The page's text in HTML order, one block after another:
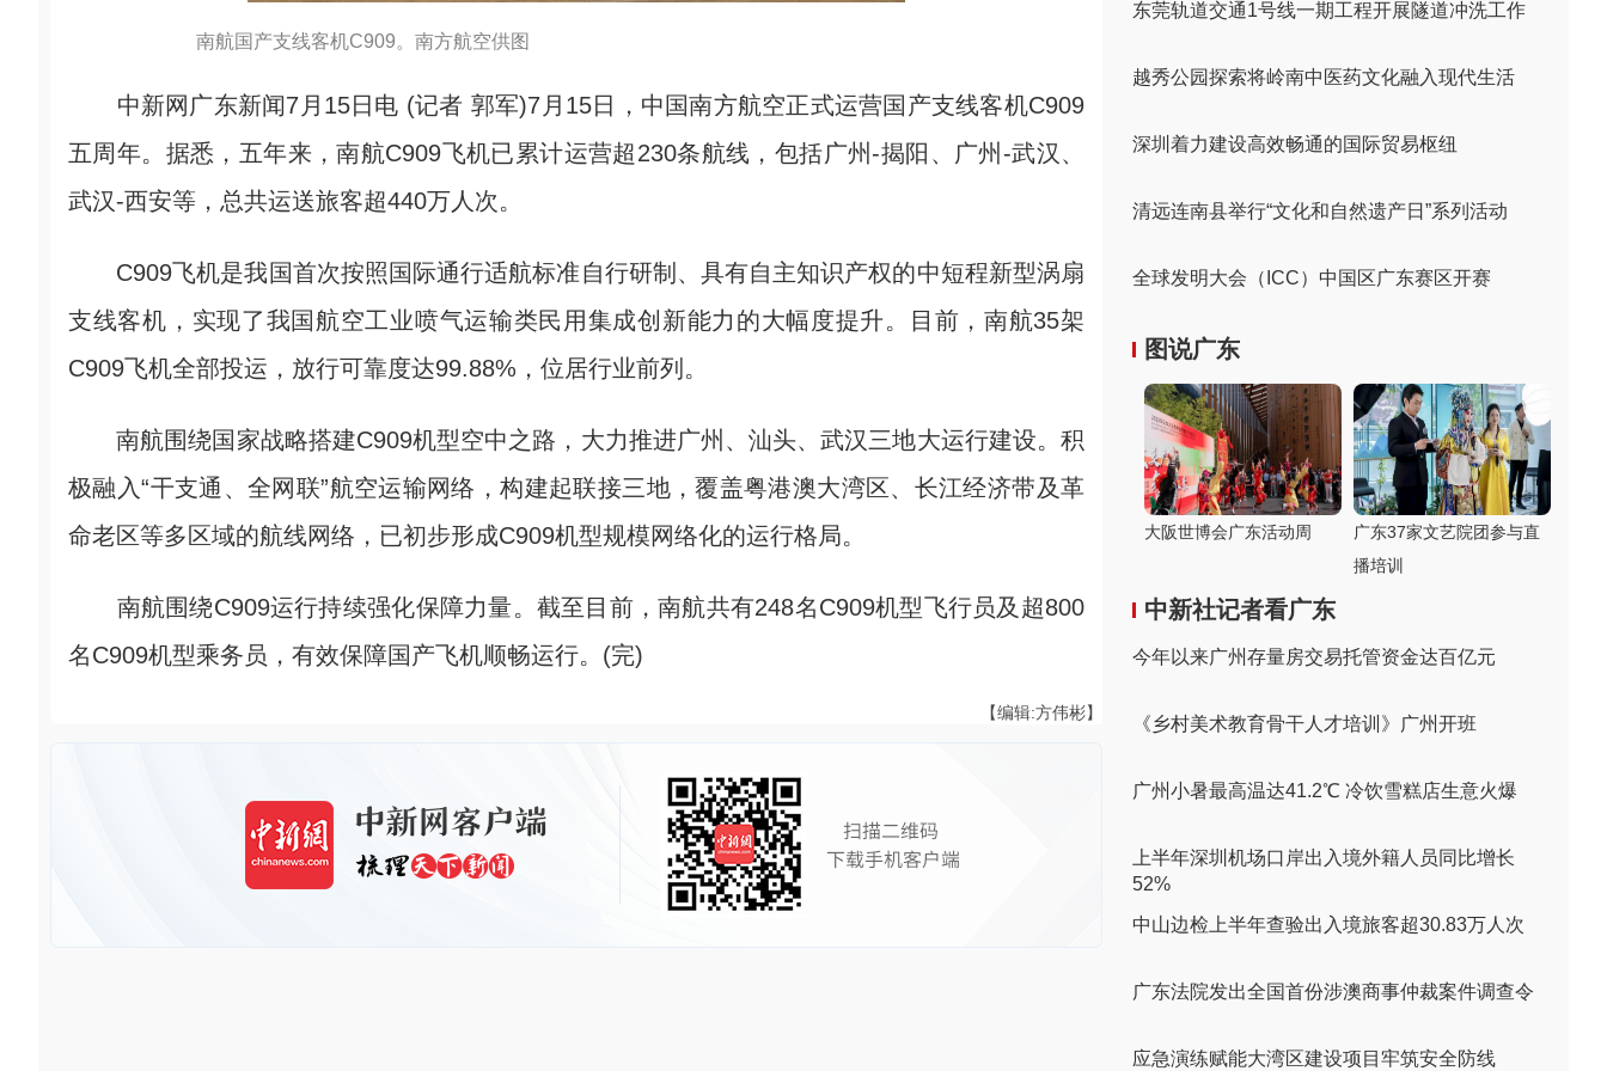
南航国产支线客机C909。南方航空供图
中新网广东新闻7月15日电 (记者 郭军)7月15日，中国南方航空正式运营国产支线客机C909
五周年。据悉，五年来，南航C909飞机已累计运营超230条航线，包括广州-揭阳、广州-武汉、
武汉-西安等，总共运送旅客超440万人次。
C909飞机是我国首次按照国际通行适航标准自行研制、具有自主知识产权的中短程新型涡扇
支线客机，实现了我国航空工业喷气运输类民用集成创新能力的大幅度提升。目前，南航35架
C909飞机全部投运，放行可靠度达99.88%，位居行业前列。
南航围绕国家战略搭建C909机型空中之路，大力推进广州、汕头、武汉三地大运行建设。积
极融入“干支通、全网联”航空运输网络，构建起联接三地，覆盖粤港澳大湾区、长江经济带及革
命老区等多区域的航线网络，已初步形成C909机型规模网络化的运行格局。
南航围绕C909运行持续强化保障力量。截至目前，南航共有248名C909机型飞行员及超800
名C909机型乘务员，有效保障国产飞机顺畅运行。(完)
【编辑:方伟彬】
东莞轨道交通1号线一期工程开展隧道冲洗工作
越秀公园探索将岭南中医药文化融入现代生活
深圳着力建设高效畅通的国际贸易枢纽
清远连南县举行“文化和自然遗产日”系列活动
全球发明大会（ICC）中国区广东赛区开赛
图说广东
大阪世博会广东活动周
广东37家文艺院团参与直
播培训
中新社记者看广东
今年以来广州存量房交易托管资金达百亿元
《乡村美术教育骨干人才培训》广州开班
广州小暑最高温达41.2℃ 冷饮雪糕店生意火爆
上半年深圳机场口岸出入境外籍人员同比增长
52%
中山边检上半年查验出入境旅客超30.83万人次
广东法院发出全国首份涉澳商事仲裁案件调查令
应急演练赋能大湾区建设项目牢筑安全防线